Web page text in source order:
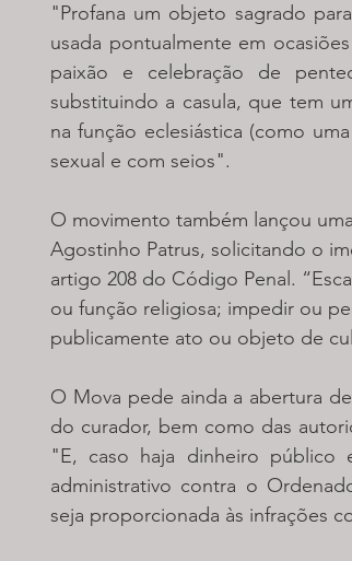
"Profana um objeto sagrado
usada pontualmente em
paixão e celebração de
substituindo a casula, que tem
na função eclesiástica (como
sexual e com seios".
O movimento também lançou
Agostinho Patrus, solicitando o
artigo 208 do Código Penal.
ou função religiosa; impedir ou
publicamente ato ou objeto de
O Mova pede ainda a abertura
do curador, bem como das
"E, caso haja dinheiro público
administrativo contra o
seja proporcionada às infrações